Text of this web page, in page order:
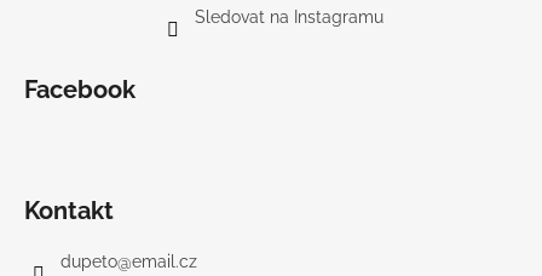
Sledovat na Instagramu
Facebook
Kontakt
dupeto@email.cz